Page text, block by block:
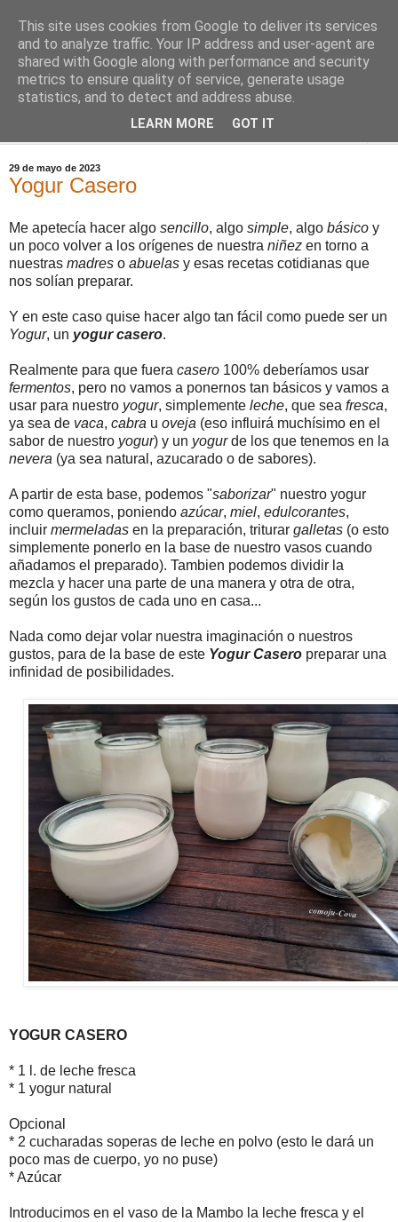
Comoju
La Cocina del Día a Día y el día a día de la Gastronomía
29 de mayo de 2023
Yogur Casero
Me apetecía hacer algo sencillo, algo simple, algo básico y
un poco volver a los orígenes de nuestra niñez en torno a
nuestras madres o abuelas y esas recetas cotidianas que
nos solían preparar.
Y en este caso quise hacer algo tan fácil como puede ser un
Yogur, un yogur casero.
Realmente para que fuera casero 100% deberíamos usar
fermentos, pero no vamos a ponernos tan básicos y vamos a
usar para nuestro yogur, simplemente leche, que sea fresca,
ya sea de vaca, cabra u oveja (eso influirá muchísimo en el
sabor de nuestro yogur) y un yogurde los que tenemos en la
nevera (ya sea natural, azucarado o de sabores).
A partir de esta base, podemos "saborizar" nuestro yogur
como queramos, poniendo azúcar, miel, edulcorantes,
incluir mermeladas en la preparación, triturar galletas (o esto
simplemente ponerlo en la base de nuestro vasos cuando
añadamos el preparado). Tambien podemos dividir la
mezcla y hacer una parte de una manera y otra de otra,
según los gustos de cada uno en casa...
Nada como dejar volar nuestra imaginación o nuestros
gustos, para de la base de este Yogur Casero preparar una
infinidad de posibilidades.
YOGUR CASERO
* 1 l. de leche fresca
* 1 yogur natural
Opcional
* 2 cucharadas soperas de leche en polvo (esto le dará un
poco mas de cuerpo, yo no puse)
* Azúcar
Introducimos en el vaso de la Mambo la leche fresca y el
This site uses cookies from Google to deliver its services
and to analyze traffic. Your IP address and user-agent are
shared with Google along with performance and security
metrics to ensure quality of service, generate usage
statistics, and to detect and address abuse.
LEARN MORE GOT IT